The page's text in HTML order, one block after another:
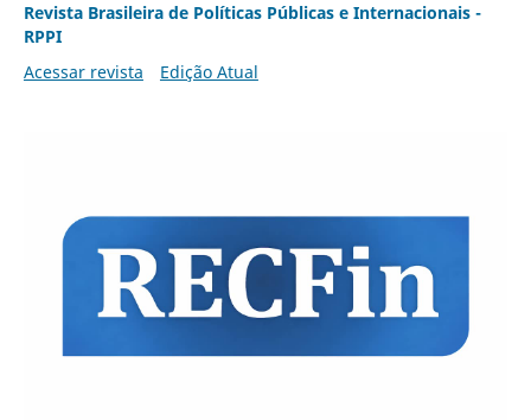
Revista Brasileira de Políticas Públicas e Internacionais -
RPPI
Acessar revista
Edição Atual